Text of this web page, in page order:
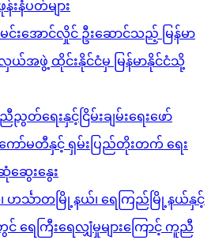
နံပတ်များ
င်းအောင်လှိုင် ဦးဆောင်သည့် မြန်မာ
အဖွဲ့ ထိုင်းနိုင်ငံမှ မြန်မာနိုင်ငံသို့
တ်ရေးနှင့်ငြိမ်းချမ်းရေးဖော်
ော်မတီနှင့် ရှမ်းပြည်တိုးတက် ရေး
ဆွေးနွေး
ဟင်္သာတမြို့နယ်၊ ရေကြည်မြို့နယ်နှင့်
ရေကြီးရေလျှံမှုများကြောင့် ကူညီ